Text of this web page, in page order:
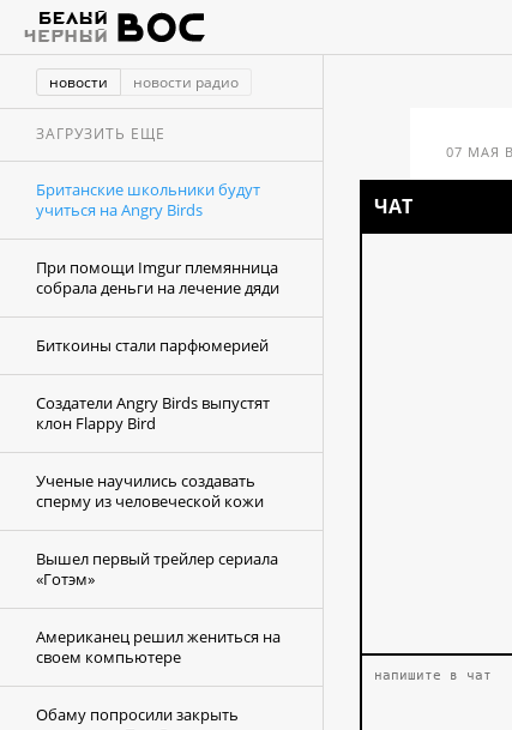
ЧАТ
новости новости радио
ЗАГРУЗИТЬ ЕЩЕ
Британские школьники будут
учиться на Angry Birds
При помощи Imgur племянница
собрала деньги на лечение дяди
Биткоины стали парфюмерией
Создатели Angry Birds выпустят
клон Flappy Bird
Ученые научились создавать
сперму из человеческой кожи
Вышел первый трейлер сериала
«Готэм»
Американец решил жениться на
своем компьютере
Обаму попросили закрыть
07 МАЯ